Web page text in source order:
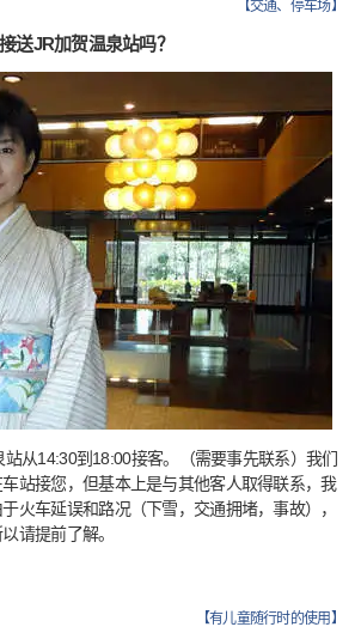
【交通、停车场】
送JR加贺温泉站吗？
从14:30到18:00接客。（需要事先联系）我们
站接您，但基本上是与其他客人取得联系，我
火车延误和路况（下雪，交通拥堵，事故），
请提前了解。
【有儿童随行时的使用】